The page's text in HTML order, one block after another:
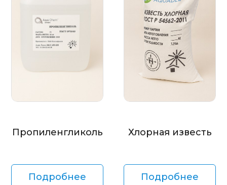
Пропиленгликоль
Подробнее
Хлорная известь
Подробнее